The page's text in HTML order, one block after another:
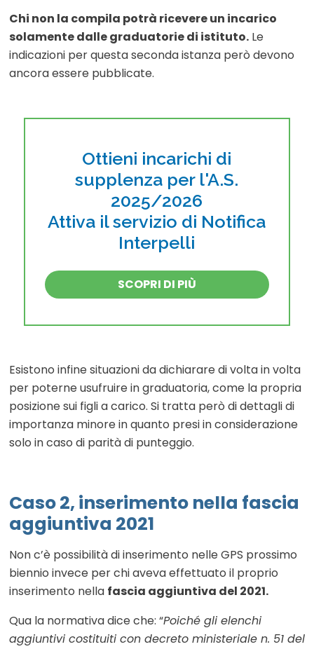
Chi non la compila potrà ricevere un incarico
solamente dalle graduatorie di istituto. Le
indicazioni per questa seconda istanza però devono
ancora essere pubblicate.
Ottieni incarichi di
supplenza per l'A.S.
2025/2026
Attiva il servizio di Notifica
Interpelli
SCOPRI DI PIÙ
Esistono infine situazioni da dichiarare di volta in volta
per poterne usufruire in graduatoria, come la propria
posizione sui figli a carico. Si tratta però di dettagli di
importanza minore in quanto presi in considerazione
solo in caso di parità di punteggio.
Caso 2, inserimento nella fascia
aggiuntiva 2021
Non c’è possibilità di inserimento nelle GPS prossimo
biennio invece per chi aveva effettuato il proprio
inserimento nella fascia aggiuntiva del 2021.
Qua la normativa dice che: “Poiché gli elenchi
aggiuntivi costituiti con decreto ministeriale n. 51 del